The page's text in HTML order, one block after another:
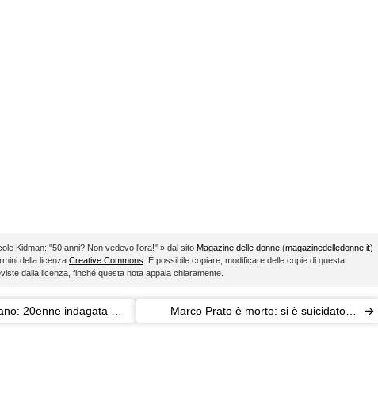
Kidman: "50 anni? Non vedevo l'ora!" » dal sito Magazine delle donne (magazinedelledonne.it)
della licenza Creative Commons . È possibile copiare, modificare delle copie di questa
dalla licenza, finché questa nota appaia chiaramente.
20enne indagata per
Marco Prato è morto: si è suicidato in